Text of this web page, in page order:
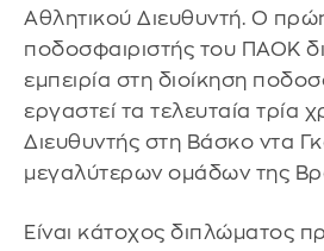
Αθλητικού Διευθυντή. Ο
ποδοσφαιριστής του ΠΑΟΚ
εμπειρία στη διοίκηση
εργαστεί τα τελευταία τρία
Διευθυντής στη Βάσκο ντα
μεγαλύτερων ομάδων της
Είναι κάτοχος διπλώματος